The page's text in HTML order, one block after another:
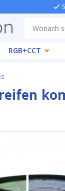
RGB+CCT